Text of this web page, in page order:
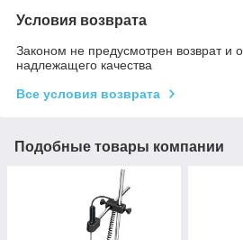
Условия возврата
Законом не предусмотрен возврат и
надлежащего качества
Все условия возврата
Подобные товары компании